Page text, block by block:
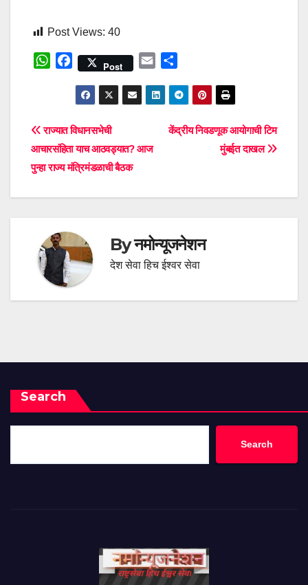
Post Views: 40
W
s
p
F
b
o
Post
a
a
e
Post
navigation
केंद्रीय निवडणूक आयोगाची टिम
मुंबईत दाखल
राज्यात विधानसभेची
आचारसंहिता याच आठवड्यात? आज
पुन्हा राज्य मंत्रिमंडळाची बैठक
Byनमोन्यूजनेशन
देश सेवा हिच ईश्वर सेवा
Search
Search